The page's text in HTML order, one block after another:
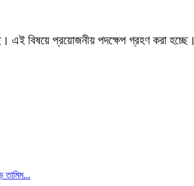
এই বিষয়ে প্রয়োজনীয় পদক্ষেপ গ্রহণ করা হচ্ছে।
তামিম...